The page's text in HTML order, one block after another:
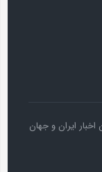
ایران و جهان